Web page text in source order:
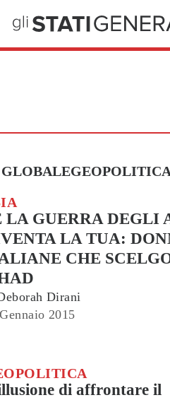
GEOPOLITICA
LA GUERRA DEGLI
LA TUA:
CHE
Dirani
2015
di affrontare il